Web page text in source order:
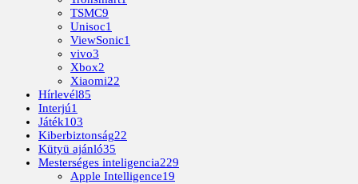
TSMC9
Unisoc1
ViewSonic1
vivo3
Xbox2
Xiaomi22
Hírlevél85
Interjú1
Játék103
Kiberbiztonság22
Kütyü ajánló35
Mesterséges inteligencia229
Apple Intelligence19